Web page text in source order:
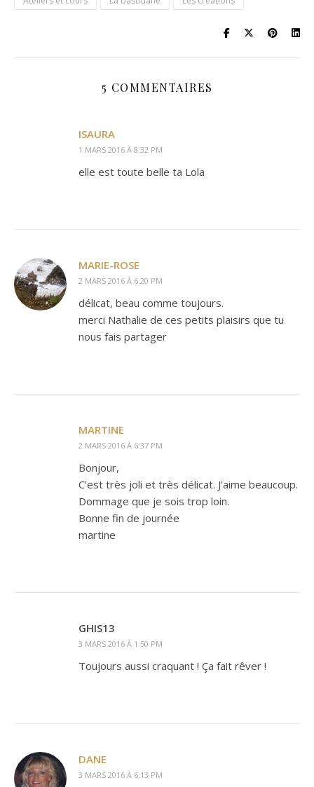
5 COMMENTAIRES
ISAURA
1 MARS 2016 À 8:32 PM
elle est toute belle ta Lola
MARIE-ROSE
2 MARS 2016 À 6:20 PM
délicat, beau comme toujours.
merci Nathalie de ces petits plaisirs que tu
nous fais partager
MARTINE
2 MARS 2016 À 6:37 PM
Bonjour,
C’est très joli et très délicat. J’aime beaucoup.
Dommage que je sois trop loin.
Bonne fin de journée
martine
GHIS13
3 MARS 2016 À 1:50 PM
Toujours aussi craquant ! Ça fait rêver !
DANE
3 MARS 2016 À 6:13 PM